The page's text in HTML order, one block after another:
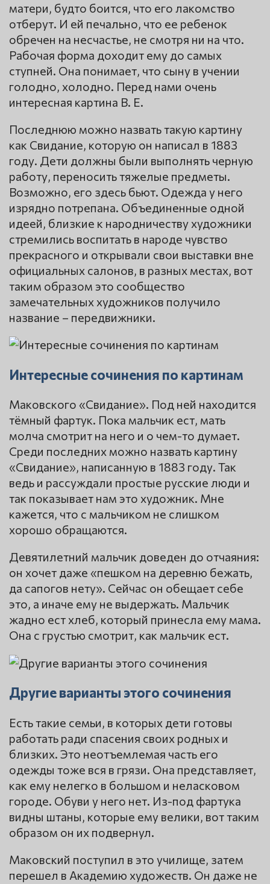
матери, будто боится, что его лакомство
отберут. И ей печально, что ее ребенок
обречен на несчастье, не смотря ни на что.
Рабочая форма доходит ему до самых
ступней. Она понимает, что сыну в учении
голодно, холодно. Перед нами очень
интересная картина В. Е.
Последнюю можно назвать такую картину
как Свидание, которую он написал в 1883
году. Дети должны были выполнять черную
работу, переносить тяжелые предметы.
Возможно, его здесь бьют. Одежда у него
изрядно потрепана. Объединенные одной
идеей, близкие к народничеству художники
стремились воспитать в народе чувство
прекрасного и открывали свои выставки вне
официальных салонов, в разных местах, вот
таким образом это сообщество
замечательных художников получило
название – передвижники.
Интересные сочинения по картинам
Маковского «Свидание». Под ней находится
тёмный фартук. Пока мальчик ест, мать
молча смотрит на него и о чем-то думает.
Среди последних можно назвать картину
«Свидание», написанную в 1883 году. Так
ведь и рассуждали простые русские люди и
так показывает нам это художник. Мне
кажется, что с мальчиком не слишком
хорошо обращаются.
Девятилетний мальчик доведен до отчаяния:
он хочет даже «пешком на деревню бежать,
да сапогов нету». Сейчас он обещает себе
это, а иначе ему не выдержать. Мальчик
жадно ест хлеб, который принесла ему мама.
Она с грустью смотрит, как мальчик ест.
Другие варианты этого сочинения
Есть такие семьи, в которых дети готовы
работать ради спасения своих родных и
близких. Это неотъемлемая часть его
одежды тоже вся в грязи. Она представляет,
как ему нелегко в большом и неласковом
городе. Обуви у него нет. Из-под фартука
видны штаны, которые ему велики, вот таким
образом он их подвернул.
Маковский поступил в это училище, затем
перешел в Академию художеств. Он даже не